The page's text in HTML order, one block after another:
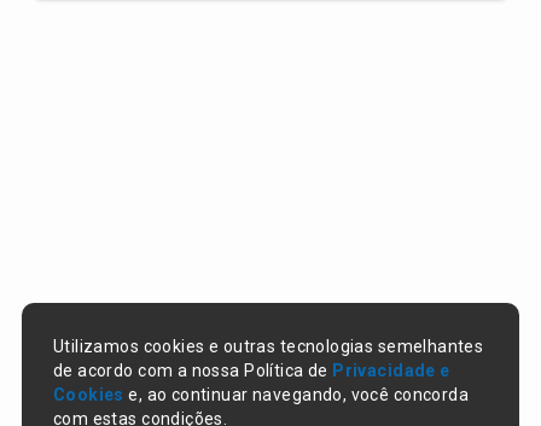
Utilizamos cookies e outras tecnologias semelhantes
de acordo com a nossa Política de Privacidade e
Cookies e, ao continuar navegando, você concorda
com estas condições.